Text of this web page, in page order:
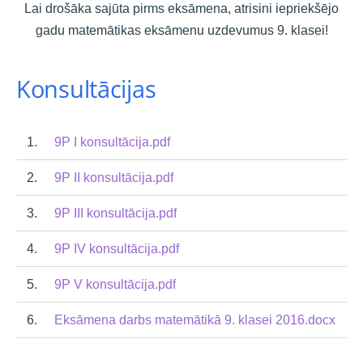
Lai drošāka sajūta pirms eksāmena, atrisini iepriekšējo
gadu matemātikas eksāmenu uzdevumus 9. klasei!
Konsultācijas
1. 9P I konsultācija.pdf
2. 9P II konsultācija.pdf
3. 9P III konsultācija.pdf
4. 9P IV konsultācija.pdf
5. 9P V konsultācija.pdf
6. Eksāmena darbs matemātikā 9. klasei 2016.docx